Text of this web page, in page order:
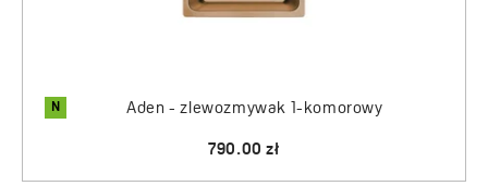
N Aden - zlewozmywak 1-komorowy
790.00 zł